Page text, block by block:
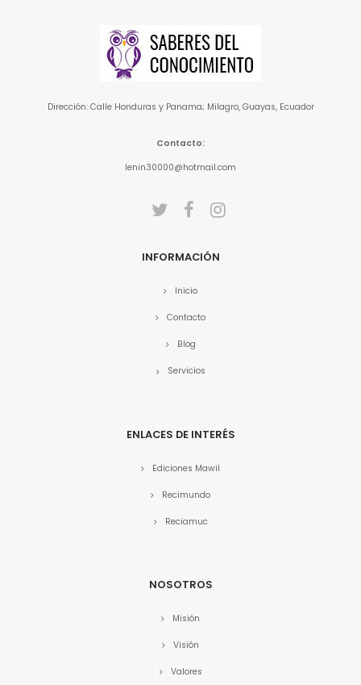
Dirección: Calle Honduras y Panama; Milagro, Guayas, Ecuador
Contacto:
lenin30000@hotmail.com
INFORMACIÓN
Inicio
Contacto
Blog
Servicios
ENLACES DE INTERÉS
Ediciones Mawil
Recimundo
Reciamuc
NOSOTROS
Misión
Visión
Valores